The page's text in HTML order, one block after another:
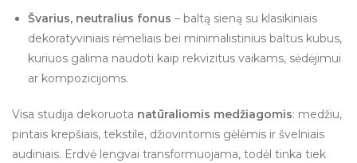
Švarius, neutralius fonus – baltą sieną su klasikiniais
dekoratyviniais rėmeliais bei minimalistinius baltus kubus,
kuriuos galima naudoti kaip rekvizitus vaikams, sėdėjimui
ar kompozicijoms.
Visa studija dekoruota natūraliomis medžiagomis: medžiu,
pintais krepšiais, tekstile, džiovintomis gėlėmis ir švelniais
audiniais. Erdvė lengvai transformuojama, todėl tinka tiek